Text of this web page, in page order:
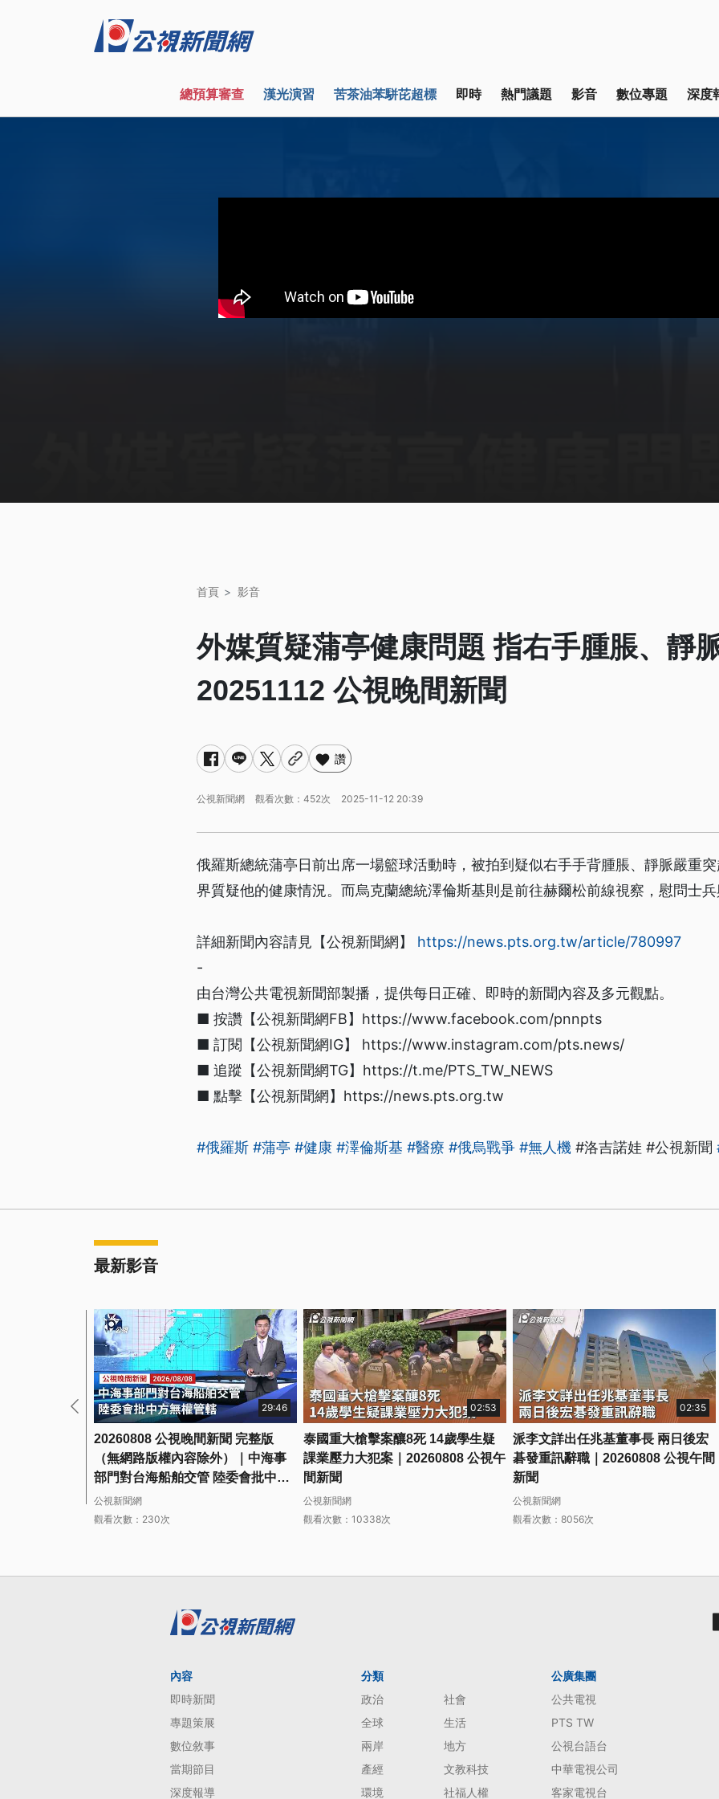
總預算審查 漢光演習 苦茶油苯駢芘超標 即時 熱門議題 影音 數位專題 深度
首頁 影音
外媒質疑蒲亭健康問題 指右手腫脹、靜
20251112 公視晚間新聞
讚
公視新聞網 觀看次數：452次 2025-11-12 20:39
俄羅斯總統蒲亭日前出席一場籃球活動時，被拍到疑似右手手背腫脹、靜脈嚴重
界質疑他的健康情況。而烏克蘭總統澤倫斯基則是前往赫爾松前線視察，慰問士
詳細新聞內容請見【公視新聞網】 https://news.pts.org.tw/article/780997
-
由台灣公共電視新聞部製播，提供每日正確、即時的新聞內容及多元觀點。
■ 按讚【公視新聞網FB】https://www.facebook.com/pnnpts
■ 訂閱【公視新聞網IG】 https://www.instagram.com/pts.news/
■ 追蹤【公視新聞網TG】https://t.me/PTS_TW_NEWS
■ 點擊【公視新聞網】https://news.pts.org.tw
#俄羅斯 #蒲亭 #健康 #澤倫斯基 #醫療 #俄烏戰爭 #無人機 #洛吉諾娃 #公視新聞
最新影音
29:46
20260808 公視晚間新聞 完整版
（無網路版權內容除外）｜中海事
部門對台海船舶交管 陸委會批中方
無權管轄
公視新聞網
觀看次數：230次
02:53
泰國重大槍擊案釀8死 14歲學生疑
課業壓力大犯案｜20260808 公視午
間新聞
公視新聞網
觀看次數：10338次
02:35
派李文詳出任兆基董事長 兩日後宏
碁發重訊辭職｜20260808 公視午間
新聞
公視新聞網
觀看次數：8056次
內容
即時新聞
專題策展
數位敘事
當期節目
深度報導
分類
政治
社會
全球
生活
兩岸
地方
產經
文教科技
環境
社福人權
公廣集團
公共電視
PTS TW
公視台語台
中華電視公司
客家電視台